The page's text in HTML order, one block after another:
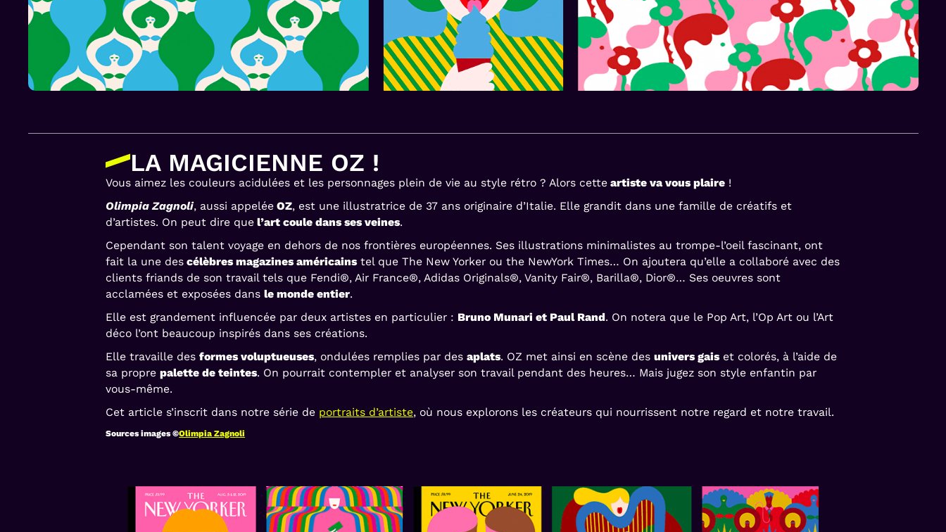
LA MAGICIENNE OZ !
Vous aimez les couleurs acidulées et les personnages plein de vie au style rétro ? Alors cette artiste va vous plaire !
Olimpia Zagnoli, aussi appelée OZ, est une illustratrice de 37 ans originaire d’Italie. Elle grandit dans une famille de créatifs et
d’artistes. On peut dire que l’art coule dans ses veines.
Cependant son talent voyage en dehors de nos frontières européennes. Ses illustrations minimalistes au trompe-l’oeil fascinant, ont
fait la une des célèbres magazines américainstel que The New Yorker ou the NewYork Times… On ajoutera qu’elle a collaboré avec des
clients friands de son travail tels que Fendi®, Air France®, Adidas Originals®, Vanity Fair®, Barilla®, Dior®… Ses oeuvres sont
acclamées et exposées dansle monde entier.
Elle est grandement influencée par deux artistes en particulier : Bruno Munari et Paul Rand. On notera que le Pop Art, l’Op Art ou l’Art
déco l’ont beaucoup inspirés dans ses créations.
Elle travaille desformes voluptueuses, ondulées remplies par desaplats. OZ met ainsi en scène desunivers gaiset colorés, à l’aide de
sa proprepalette de teintes. On pourrait contempler et analyser son travail pendant des heures… Mais jugez son style enfantin par
vous-même.
Cet article s’inscrit dans notre série de portraits d’artiste, où nous explorons les créateurs qui nourrissent notre regard et notre travail.
Sources images ©Olimpia Zagnoli